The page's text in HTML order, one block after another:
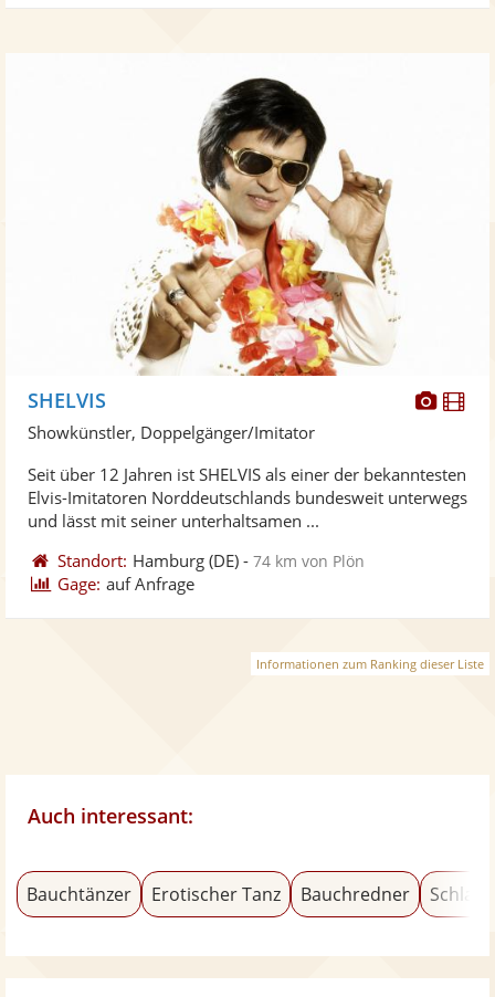
Fotos
SHELVIS
Showkünstler, Doppelgänger/Imitator
Seit über 12 Jahren ist SHELVIS als einer der bekanntesten
Elvis-Imitatoren Norddeutschlands bundesweit unterwegs
und lässt mit seiner unterhaltsamen ...
Standort: Hamburg (DE) -74 km von Plön
Gage: auf Anfrage
Informationen zum Ranking dieser Liste
Auch interessant:
Bauchtänzer Erotischer Tanz Bauchredner